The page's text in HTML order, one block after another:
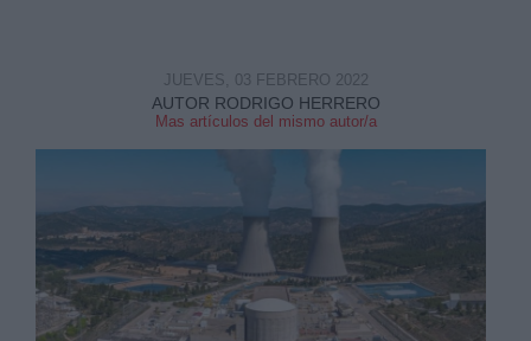
AUTOR RODRIGO HERRERO
Mas artículos del mismo autor/a
JUEVES, 03 FEBRERO 2022